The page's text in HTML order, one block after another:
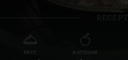
RECEPT
RÄTT KATEGORI